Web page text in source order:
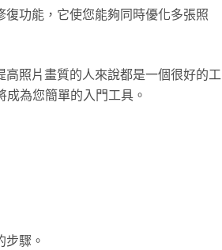
功能，它使您能夠同時優化多張照
照片畫質的人來說都是一個很好的工
為您簡單的入門工具。
驟。